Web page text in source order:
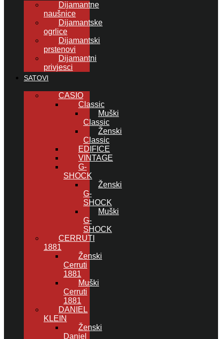
Dijamantne
naušnice
Dijamantske
ogrlice
Dijamantski
prstenovi
Dijamantni
privjesci
SATOVI
CASIO
Classic
Muški
Classic
Ženski
Classic
EDIFICE
VINTAGE
G-
SHOCK
Ženski
G-
SHOCK
Muški
G-
SHOCK
CERRUTI
1881
Ženski
Cerruti
1881
Muški
Cerruti
1881
DANIEL
KLEIN
Ženski
Daniel